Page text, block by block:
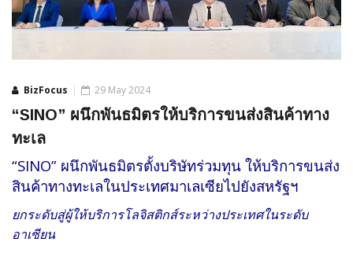
BizFocus 29 May 2024
“SINO” ผนึกพันธมิตรให้บริการขนส่งสินค้าทาง
ทะเล
“SINO” ผนึกพันธมิตรตั้งบริษัทร่วมทุน ให้บริการขนส่ง
สินค้าทางทะเลในประเทศมาเลเซียไปยังสหรัฐฯ
ยกระดับสู่ผู้ให้บริการโลจิสติกส์ระหว่างประเทศในระดับ
อาเซียน